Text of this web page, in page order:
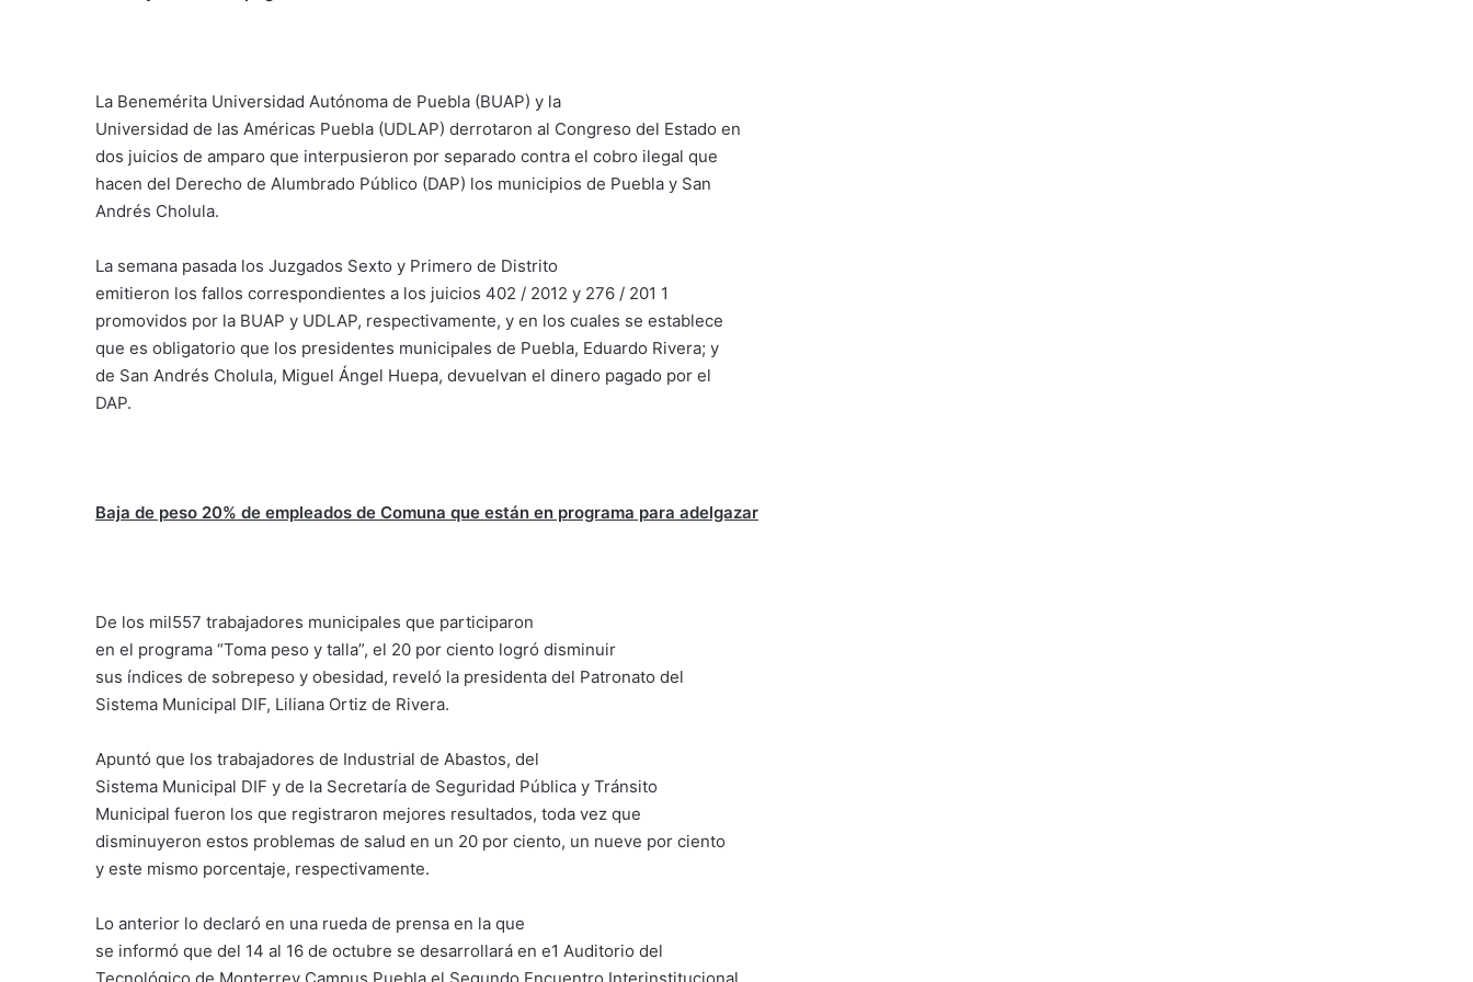
La Benemérita Universidad Autónoma de Puebla (BUAP) y la
Universidad de las Américas Puebla (UDLAP) derrotaron al Congreso del Estado en
dos juicios de amparo que interpusieron por separado contra el cobro ilegal que
hacen del Derecho de Alumbrado Público (DAP) los municipios de Puebla y San
Andrés Cholula.
La semana pasada los Juzgados Sexto y Primero de Distrito
emitieron los fallos correspondientes a los juicios 402 / 2012 y 276 / 201 1
promovidos por la BUAP y UDLAP, respectivamente, y en los cuales se establece
que es obligatorio que los presidentes municipales de Puebla, Eduardo Rivera; y
de San Andrés Cholula, Miguel Ángel Huepa, devuelvan el dinero pagado por el
DAP.
Baja de peso 20% de empleados de Comuna que están en programa para adelgazar
De los mil557 trabajadores municipales que participaron
en el programa “Toma peso y talla”, el 20 por ciento logró disminuir
sus índices de sobrepeso y obesidad, reveló la presidenta del Patronato del
Sistema Municipal DIF, Liliana Ortiz de Rivera.
Apuntó que los trabajadores de Industrial de Abastos, del
Sistema Municipal DIF y de la Secretaría de Seguridad Pública y Tránsito
Municipal fueron los que registraron mejores resultados, toda vez que
disminuyeron estos problemas de salud en un 20 por ciento, un nueve por ciento
y este mismo porcentaje, respectivamente.
Lo anterior lo declaró en una rueda de prensa en la que
se informó que del 14 al 16 de octubre se desarrollará en e1 Auditorio del